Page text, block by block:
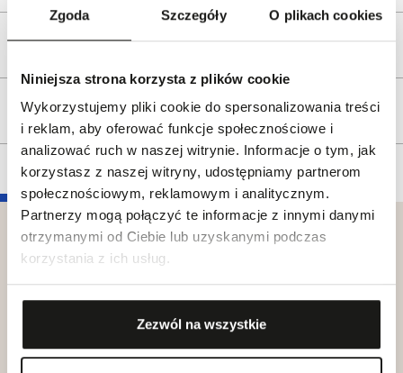
Zgoda Szczegóły O plikach cookies
Niniejsza strona korzysta z plików cookie
Wykorzystujemy pliki cookie do spersonalizowania treści
i reklam, aby oferować funkcje społecznościowe i
analizować ruch w naszej witrynie. Informacje o tym, jak
korzystasz z naszej witryny, udostępniamy partnerom
społecznościowym, reklamowym i analitycznym.
Partnerzy mogą połączyć te informacje z innymi danymi
otrzymanymi od Ciebie lub uzyskanymi podczas
korzystania z ich usług.
Zezwól na wszystkie
Reklamacje i zwroty
Tagi
Klub dla
Przyjaciół
W.KRUK
Katalogi